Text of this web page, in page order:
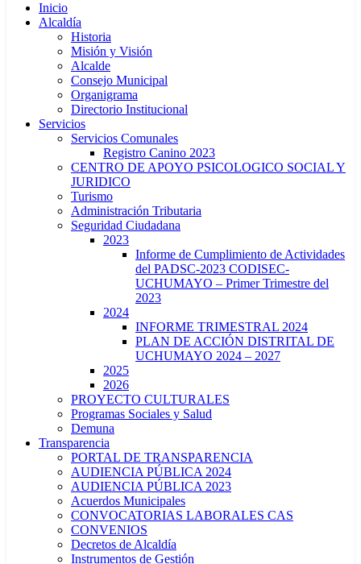
Inicio
Alcaldía
Historia
Misión y Visión
Alcalde
Consejo Municipal
Organigrama
Directorio Institucional
Servicios
Servicios Comunales
Registro Canino 2023
CENTRO DE APOYO PSICOLOGICO SOCIAL Y
JURIDICO
Turismo
Administración Tributaria
Seguridad Ciudadana
2023
Informe de Cumplimiento de Actividades
del PADSC-2023 CODISEC-
UCHUMAYO – Primer Trimestre del
2023
2024
INFORME TRIMESTRAL 2024
PLAN DE ACCIÓN DISTRITAL DE
UCHUMAYO 2024 – 2027
2025
2026
PROYECTO CULTURALES
Programas Sociales y Salud
Demuna
Transparencia
PORTAL DE TRANSPARENCIA
AUDIENCIA PÚBLICA 2024
AUDIENCIA PÚBLICA 2023
Acuerdos Municipales
CONVOCATORIAS LABORALES CAS
CONVENIOS
Decretos de Alcaldía
Instrumentos de Gestión